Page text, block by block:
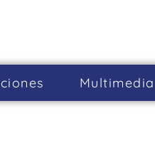
Multimedia